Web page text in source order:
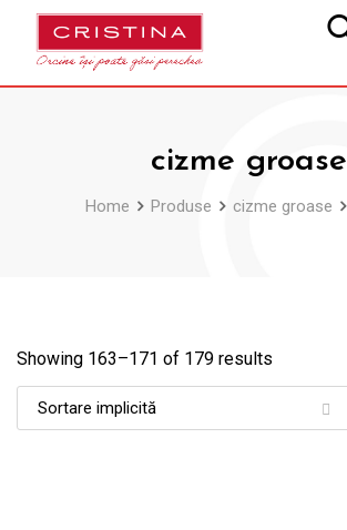
cizme groase
Home Produse cizme groase
Showing 163–171 of 179 results